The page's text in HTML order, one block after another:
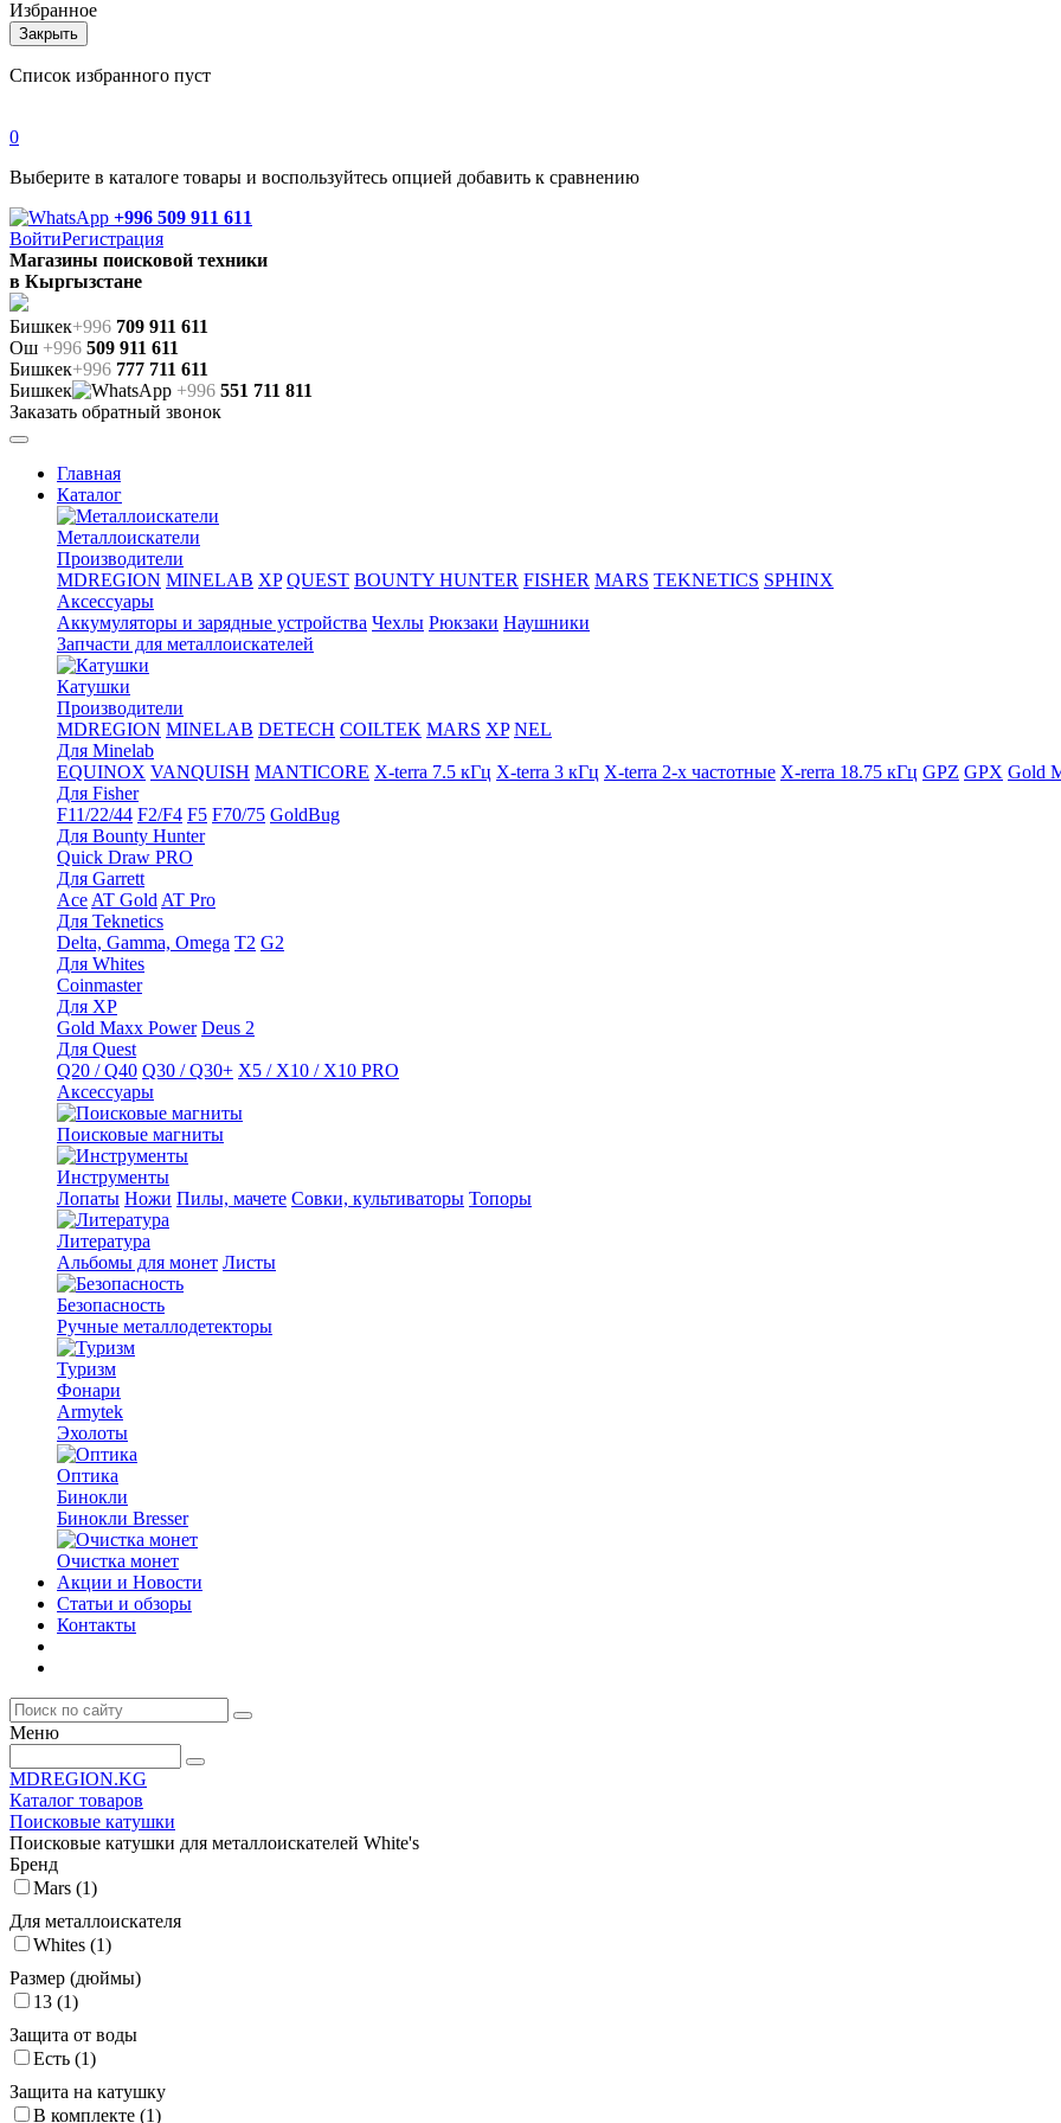
Избранное
Закрыть
Список избранного пуст
0
Выберите в каталоге товары и воспользуйтесь опцией добавить к сравнению
+996 509 911 611
ВойтиРегистрация
Магазины поисковой техники
в Кыргызстане
Бишкек+996 709 911 611
Ош +996 509 911 611
Бишкек+996 777 711 611
Бишкек
+996 551 711 811
Заказать обратный звонок
Главная
Каталог
Металлоискатели
Производители
MDREGION MINELAB XP QUEST BOUNTY HUNTER FISHER MARS TEKNETICS SPHINX
Аксессуары
Аккумуляторы и зарядные устройства Чехлы Рюкзаки Наушники
Запчасти для металлоискателей
Катушки
Производители
MDREGION MINELAB DETECH COILTEK MARS XP NEL
Для Minelab
EQUINOX VANQUISH MANTICORE X-terra 7.5 кГц X-terra 3 кГц X-terra 2-х частотные X-rerra 18.75 кГц GPZ GPX Gold
Для Fisher
F11/22/44 F2/F4 F5 F70/75 GoldBug
Для Bounty Hunter
Quick Draw PRO
Для Garrett
Ace AT Gold AT Pro
Для Teknetics
Delta, Gamma, Omega Т2 G2
Для Whites
Coinmaster
Для XP
Gold Maxx Power Deus 2
Для Quest
Q20 / Q40 Q30 / Q30+ X5 / X10 / X10 PRO
Аксессуары
Поисковые магниты
Инструменты
Лопаты Ножи Пилы, мачете Совки, культиваторы Топоры
Литература
Альбомы для монет Листы
Безопасность
Ручные металлодетекторы
Туризм
Фонари
Armytek
Эхолоты
Оптика
Бинокли
Бинокли Bresser
Очистка монет
Акции и Новости
Статьи и обзоры
Контакты
Меню
MDREGION.KG
Каталог товаров
Поисковые катушки
Поисковые катушки для металлоискателей White's
Бренд
Mars (1)
Для металлоискателя
Whites (1)
Размер (дюймы)
13 (1)
Защита от воды
Есть (1)
Защита на катушку
В комплекте (1)